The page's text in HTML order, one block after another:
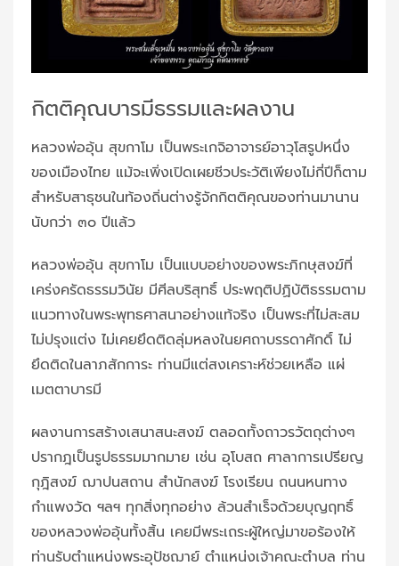
กิตติคุณบารมีธรรมและผลงาน
หลวงพ่ออุ้น สุขกาโม เป็นพระเกจิอาจารย์อาวุโสรูปหนึ่ง
ของเมืองไทย แม้จะเพิ่งเปิดเผยชีวประวัติเพียงไม่กี่ปีก็ตาม
สำหรับสาธุชนในท้องถิ่นต่างรู้จักกิตติคุณของท่านมานาน
นับกว่า ๓๐ ปีแล้ว
หลวงพ่ออุ้น สุขกาโม เป็นแบบอย่างของพระภิกษุสงฆ์ที่
เคร่งครัดธรรมวินัย มีศีลบริสุทธิ์ ประพฤติปฏิบัติธรรมตาม
แนวทางในพระพุทธศาสนาอย่างแท้จริง เป็นพระที่ไม่สะสม
ไม่ปรุงแต่ง ไม่เคยยึดติดลุ่มหลงในยศถาบรรดาศักดิ์ ไม่
ยึดติดในลาภสักการะ ท่านมีแต่สงเคราะห์ช่วยเหลือ แผ่
เมตตาบารมี
ผลงานการสร้างเสนาสนะสงฆ์ ตลอดทั้งถาวรวัตถุต่างๆ
ปรากฎเป็นรูปธรรมมากมาย เช่น อุโบสถ ศาลาการเปรียญ
กุฎิสงฆ์ ฌาปนสถาน สำนักสงฆ์ โรงเรียน ถนนหนทาง
กำแพงวัด ฯลฯ ทุกสิ่งทุกอย่าง ล้วนสำเร็จด้วยบุญฤทธิ์
ของหลวงพ่ออุ้นทั้งสิ้น เคยมีพระเถระผู้ใหญ่มาขอร้องให้
ท่านรับตำแหน่งพระอุปัชฌาย์ ตำแหน่งเจ้าคณะตำบล ท่าน